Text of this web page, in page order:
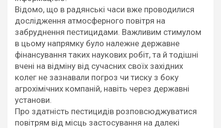
Відомо, що в радянські часи вже проводилися
дослідження атмосферного повітря на
забруднення пестицидами. Важливим стимулом
в цьому напрямку було належне державне
фінансування таких наукових робіт, та й тодішні
вчені на відміну від сучасних своїх західних
колег не зазнавали погроз чи тиску з боку
агрохімічних компаній, навіть через державні
установи.
Про здатність пестицидів розповсюджуватися
повітрям від місць застосування на далекі